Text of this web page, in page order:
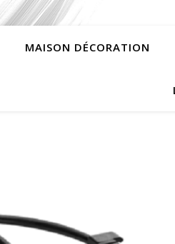
MAISON DÉCORATION